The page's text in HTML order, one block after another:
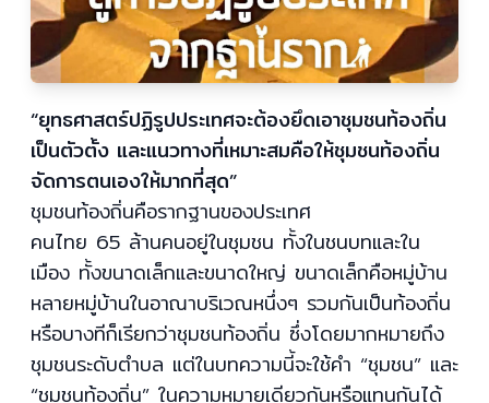
“ยุทธศาสตร์ปฏิรูปประเทศจะต้องยึดเอาชุมชนท้องถิ่น
เป็นตัวตั้ง และแนวทางที่เหมาะสมคือให้ชุมชนท้องถิ่น
จัดการตนเองให้มากที่สุด”
ชุมชนท้องถิ่นคือรากฐานของประเทศ
คนไทย 65 ล้านคนอยู่ในชุมชน ทั้งในชนบทและใน
เมือง ทั้งขนาดเล็กและขนาดใหญ่ ขนาดเล็กคือหมู่บ้าน
หลายหมู่บ้านในอาณาบริเวณหนึ่งๆ รวมกันเป็นท้องถิ่น
หรือบางทีก็เรียกว่าชุมชนท้องถิ่น ซึ่งโดยมากหมายถึง
ชุมชนระดับตำบล แต่ในบทความนี้จะใช้คำ “ชุมชน” และ
“ชุมชนท้องถิ่น” ในความหมายเดียวกันหรือแทนกันได้